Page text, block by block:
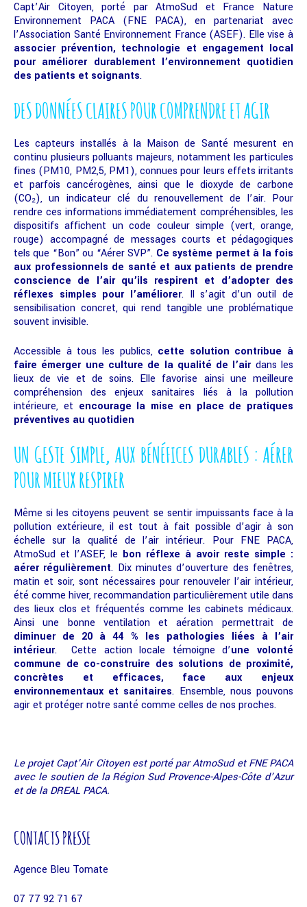
Capt’Air Citoyen, porté par AtmoSud et France Nature
Environnement PACA (FNE PACA), en partenariat avec
l’Association Santé Environnement France (ASEF). Elle vise à
associer prévention, technologie et engagement local
pour améliorer durablement l’environnement quotidien
des patients et soignants.
DES DONNÉES CLAIRES POUR COMPRENDRE ET AGIR
Les capteurs installés à la Maison de Santé mesurent en
continu plusieurs polluants majeurs, notamment les particules
fines (PM10, PM2,5, PM1), connues pour leurs effets irritants
et parfois cancérogènes, ainsi que le dioxyde de carbone
(CO₂), un indicateur clé du renouvellement de l’air. Pour
rendre ces informations immédiatement compréhensibles, les
dispositifs affichent un code couleur simple (vert, orange,
rouge) accompagné de messages courts et pédagogiques
tels que “Bon” ou “Aérer SVP”. Ce système permet à la fois
aux professionnels de santé et aux patients de prendre
conscience de l’air qu’ils respirent et d’adopter des
réflexes simples pour l’améliorer. Il s’agit d’un outil de
sensibilisation concret, qui rend tangible une problématique
souvent invisible.
Accessible à tous les publics, cette solution contribue à
faire émerger une culture de la qualité de l’airdans les
lieux de vie et de soins. Elle favorise ainsi une meilleure
compréhension des enjeux sanitaires liés à la pollution
intérieure, et encourage la mise en place de pratiques
préventives au quotidien
UN GESTE SIMPLE, AUX BÉNÉFICES DURABLES : AÉRER
POUR MIEUX RESPIRER
Même si les citoyens peuvent se sentir impuissants face à la
pollution extérieure, il est tout à fait possible d’agir à son
échelle sur la qualité de l’air intérieur. Pour FNE PACA,
AtmoSud et l’ASEF, le bon réflexe à avoir reste simple :
aérer régulièrement. Dix minutes d’ouverture des fenêtres,
matin et soir, sont nécessaires pour renouveler l’air intérieur,
été comme hiver, recommandation particulièrement utile dans
des lieux clos et fréquentés comme les cabinets médicaux.
Ainsi une bonne ventilation et aération permettrait de
diminuer de 20 à 44 % les pathologies liées à l’air
intérieur. Cette action locale témoigne d’une volonté
commune de co-construire des solutions de proximité,
concrètes et efficaces, face aux enjeux
environnementaux et sanitaires. Ensemble, nous pouvons
agir et protéger notre santé comme celles de nos proches.
Le projet Capt’Air Citoyen est porté par AtmoSud et FNE PACA
avec le soutien de la Région Sud Provence-Alpes-Côte d’Azur
et de la DREAL PACA.
CONTACTS PRESSE
Agence Bleu Tomate
07 77 92 71 67